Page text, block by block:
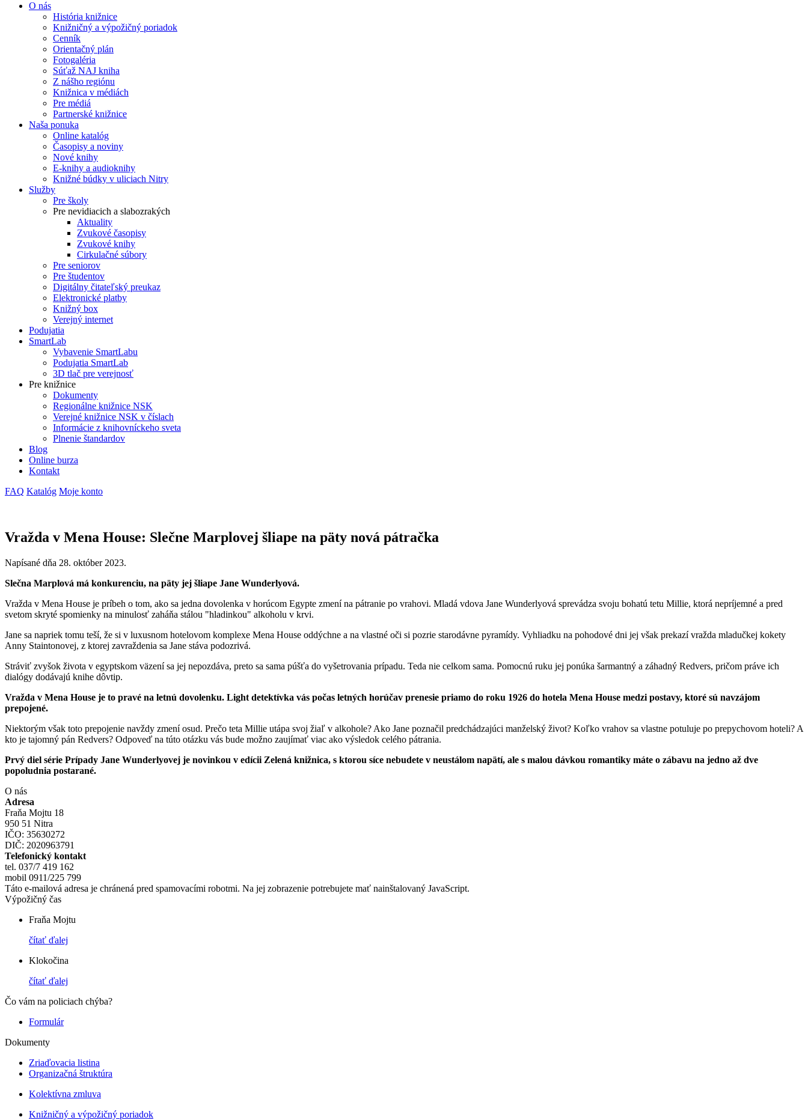
O nás
História knižnice
Knižničný a výpožičný poriadok
Cenník
Orientačný plán
Fotogaléria
Súťaž NAJ kniha
Z nášho regiónu
Knižnica v médiách
Pre médiá
Partnerské knižnice
Naša ponuka
Online katalóg
Časopisy a noviny
Nové knihy
E-knihy a audioknihy
Knižné búdky v uliciach Nitry
Služby
Pre školy
Pre nevidiacich a slabozrakých
Aktuality
Zvukové časopisy
Zvukové knihy
Cirkulačné súbory
Pre seniorov
Pre študentov
Digitálny čitateľský preukaz
Elektronické platby
Knižný box
Verejný internet
Podujatia
SmartLab
Vybavenie SmartLabu
Podujatia SmartLab
3D tlač pre verejnosť
Pre knižnice
Dokumenty
Regionálne knižnice NSK
Verejné knižnice NSK v číslach
Informácie z knihovníckeho sveta
Plnenie štandardov
Blog
Online burza
Kontakt
FAQ Katalóg Moje konto
Vražda v Mena House: Slečne Marplovej šliape na päty nová pátračka
Napísané dňa 28. október 2023.
Slečna Marplová má konkurenciu, na päty jej šliape Jane Wunderlyová.
Vražda v Mena House je príbeh o tom, ako sa jedna dovolenka v horúcom Egypte zmenína pátranie po vrahovi. Mladá vdova Jane Wunderlyová sprevádza svoju bohatú tetu Millie, ktorá nepríjemné a pred
svetom skryté spomienky na minulosť zaháňa stálou "hladinkou" alkoholu v krvi.
Jane sa napriek tomu teší, že si v luxusnom hotelovom komplexe Mena House oddýchne a na vlastné oči si pozrie starodávne pyramídy. Vyhliadku na pohodové dni jej však prekazí vražda mladučkej kokety
Anny Staintonovej, z ktorej zavraždenia sa Jane stáva podozrivá.
Stráviť zvyšok života v egyptskom väzení sa jej nepozdáva, preto sa sama púšťa do vyšetrovania prípadu. Teda nie celkom sama. Pomocnú ruku jej ponúka šarmantný a záhadný Redvers, pričom práve ich
dialógy dodávajú knihe dôvtip.
Vražda v Mena House je to pravé na letnú dovolenku. Light detektívka vás počas letných horúčav prenesie priamo do roku 1926 do hotela Mena House medzi postavy, ktoré sú navzájom
prepojené.
Niektorým však toto prepojenie navždy zmení osud. Prečo teta Millie utápa svoj žiaľ v alkohole? Ako Jane poznačil predchádzajúci manželský život? Koľko vrahov sa vlastne potuluje po prepychovom hoteli? A
kto je tajomný pán Redvers? Odpoveď na túto otázku vás bude možno zaujímať viac ako výsledok celého pátrania.
Prvý diel série Prípady Jane Wunderlyovej je novinkou v edícii Zelená knižnica, s ktorou síce nebudete v neustálom napätí, ale s malou dávkou romantiky máte o zábavu na jedno až dve
popoludnia postarané.
O nás
Adresa
Fraňa Mojtu 18
950 51 Nitra
IČO: 35630272
DIČ: 2020963791
Telefonický kontakt
tel. 037/7 419 162
mobil 0911/225 799
Táto e-mailová adresa je chránená pred spamovacími robotmi. Na jej zobrazenie potrebujete mať nainštalovaný JavaScript.
Výpožičný čas
Fraňa Mojtu
čítať ďalej
Klokočina
čítať ďalej
Čo vám na policiach chýba?
Formulár
Dokumenty
Zriaďovacia listina
Organizačná štruktúra
Kolektívna zmluva
Knižničný a výpožičný poriadok